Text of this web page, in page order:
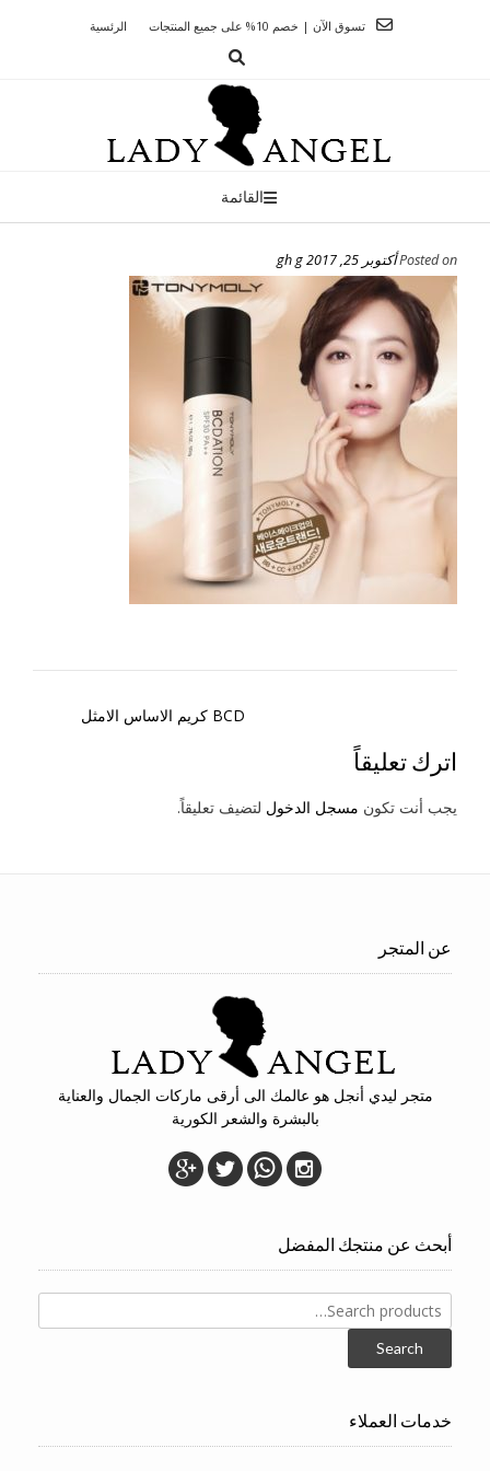
الرئسية تسوق الآن | خصم 10% على جميع المنتجات
القائمة
Posted onأكتوبر 25, 2017 gh g
BCD كريم الاساس الامثل
اترك تعليقاً
يجب أنت تكون مسجل الدخول لتضيف تعليقاً.
عن المتجر
متجر ليدي أنجل هو عالمك الى أرقى ماركات الجمال والعناية
بالبشرة والشعر الكورية
أبحث عن منتجك المفضل
Search
for:
Search
خدمات العملاء